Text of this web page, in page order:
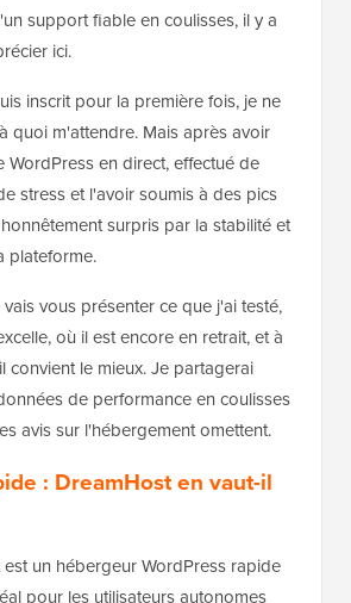
support fiable en coulisses, il y a
ici.
inscrit pour la première fois, je ne
quoi m'attendre. Mais après avoir
WordPress en direct, effectué de
stress et l'avoir soumis à des pics
surpris par la stabilité et
plateforme.
vous présenter ce que j'ai testé,
où il est encore en retrait, et à
convient le mieux. Je partagerai
de performance en coulisses
avis sur l'hébergement omettent.
: DreamHost en vaut-il
un hébergeur WordPress rapide
pour les utilisateurs autonomes